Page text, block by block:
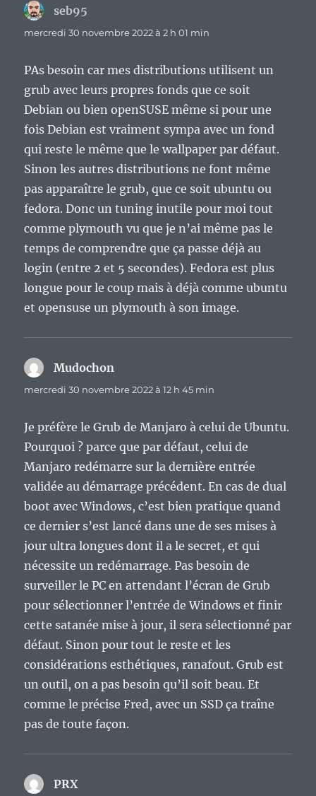
seb95
mercredi 30 novembre 2022 à 2 h 01 min
PAs besoin car mes distributions utilisent un
grub avec leurs propres fonds que ce soit
Debian ou bien openSUSE même si pour une
fois Debian est vraiment sympa avec un fond
qui reste le même que le wallpaper par défaut.
Sinon les autres distributions ne font même
pas apparaître le grub, que ce soit ubuntu ou
fedora. Donc un tuning inutile pour moi tout
comme plymouth vu que je n’ai même pas le
temps de comprendre que ça passe déjà au
login (entre 2 et 5 secondes). Fedora est plus
longue pour le coup mais à déjà comme ubuntu
et opensuse un plymouth à son image.
Mudochon
mercredi 30 novembre 2022 à 12 h 45 min
Je préfère le Grub de Manjaro à celui de Ubuntu.
Pourquoi ? parce que par défaut, celui de
Manjaro redémarre sur la dernière entrée
validée au démarrage précédent. En cas de dual
boot avec Windows, c’est bien pratique quand
ce dernier s’est lancé dans une de ses mises à
jour ultra longues dont il a le secret, et qui
nécessite un redémarrage. Pas besoin de
surveiller le PC en attendant l’écran de Grub
pour sélectionner l’entrée de Windows et finir
cette satanée mise à jour, il sera sélectionné par
défaut. Sinon pour tout le reste et les
considérations esthétiques, ranafout. Grub est
un outil, on a pas besoin qu’il soit beau. Et
comme le précise Fred, avec un SSD ça traîne
pas de toute façon.
PRX